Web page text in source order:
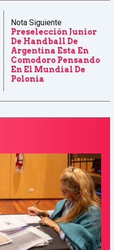
Nota Siguiente
Preselección Junior
De Handball De
Argentina Esta En
Comodoro Pensando
En El Mundial De
Polonia